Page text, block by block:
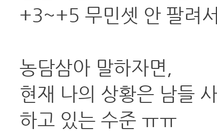
+3~+5 무민셋 안 팔려
농담삼아 말하자면,
현재 나의 상황은 남들
하고 있는 수준 ㅠㅠ